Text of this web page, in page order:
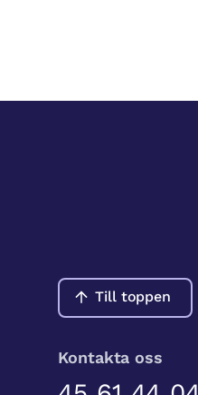
Till toppen
Kontakta oss